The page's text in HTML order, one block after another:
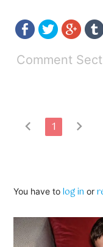
Comment
chevron_left 1 chevron_right
You have tolog in or